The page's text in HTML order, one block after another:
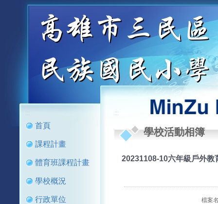
:::
首頁
課程計畫
體育班課程計畫
學校概況
行政單位
:::
學校活動相簿
20231108-10六年級戶外教
檔案